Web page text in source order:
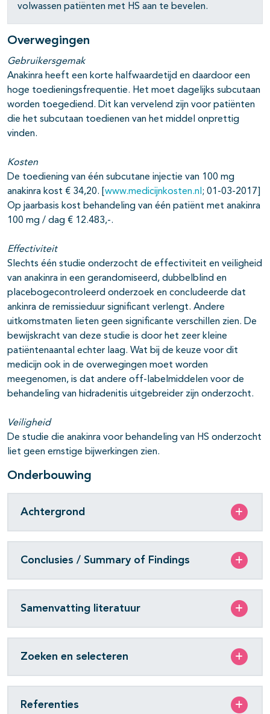
open- en dichtklappen
open- en dichtklappen
open- en dichtklappen
volwassen patiënten met HS aan te bevelen.
Overwegingen
Gebruikersgemak
Anakinra heeft een korte halfwaardetijd en daardoor een
hoge toedieningsfrequentie. Het moet dagelijks subcutaan
worden toegediend. Dit kan vervelend zijn voor patiënten
die het subcutaan toedienen van het middel onprettig
vinden.
Kosten
De toediening van één subcutane injectie van 100 mg
anakinra kost € 34,20. [ www.medicijnkosten.nl ; 01-03-2017]
Op jaarbasis kost behandeling van één patiënt met anakinra
100 mg / dag € 12.483,-.
Effectiviteit
Slechts één studie onderzocht de effectiviteit en veiligheid
van anakinra in een gerandomiseerd, dubbelblind en
placebogecontroleerd onderzoek en concludeerde dat
ankinra de remissieduur significant verlengt. Andere
uitkomstmaten lieten geen significante verschillen zien. De
bewijskracht van deze studie is door het zeer kleine
patiëntenaantal echter laag. Wat bij de keuze voor dit
medicijn ook in de overwegingen moet worden
meegenomen, is dat andere off-labelmiddelen voor de
behandeling van hidradenitis uitgebreider zijn onderzocht.
Veiligheid
De studie die anakinra voor behandeling van HS onderzocht
liet geen ernstige bijwerkingen zien.
Onderbouwing
Achtergrond
Conclusies / Summary of Findings
Samenvatting literatuur
Zoeken en selecteren
Referenties